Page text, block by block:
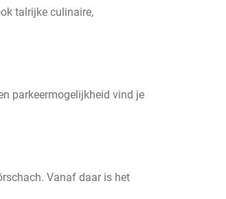
talrijke culinaire,
parkeermogelijkheid vind je
Vanaf daar is het